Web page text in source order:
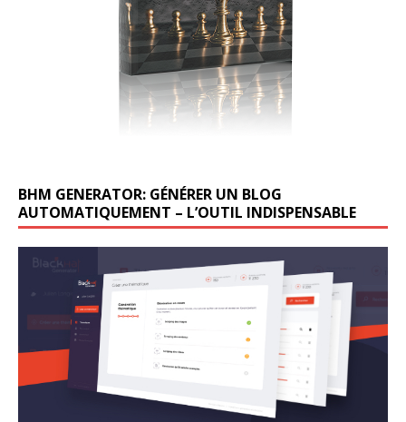
BHM GENERATOR: GÉNÉRER UN BLOG
AUTOMATIQUEMENT – L’OUTIL INDISPENSABLE